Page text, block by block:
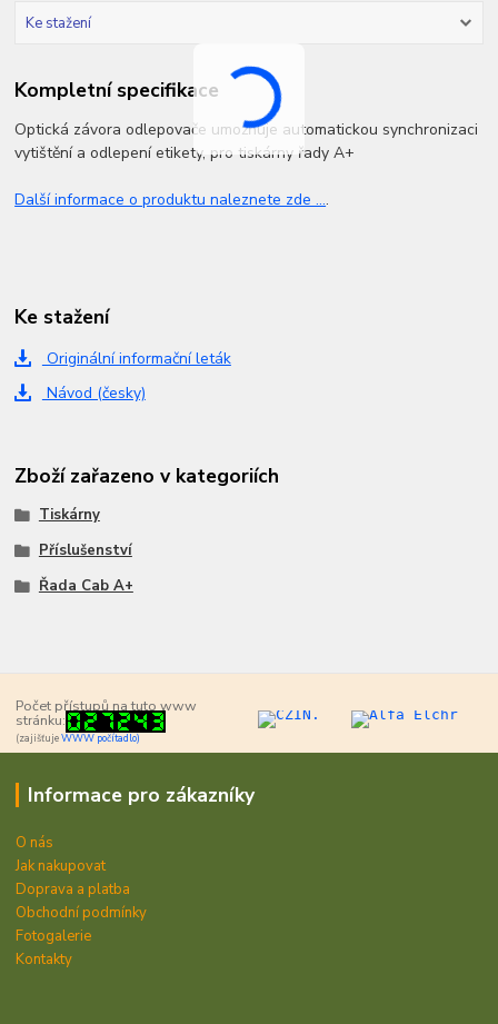
Ke stažení
Kompletní specifikace
Optická závora odlepovače umožňuje automatickou synchronizaci
vytištění a odlepení etikety, pro tiskárny řady A+
Další informace o produktu naleznete zde ....
Ke stažení
Originální informační leták
Návod (česky)
Zboží zařazeno v kategoriích
Tiskárny
Příslušenství
Řada Cab A+
Počet přístupů na tuto www
stránku:
(zajišťujeWWW počítadlo)
Informace pro zákazníky
O nás
Jak nakupovat
Doprava a platba
Obchodní podmínky
Fotogalerie
Kontakty